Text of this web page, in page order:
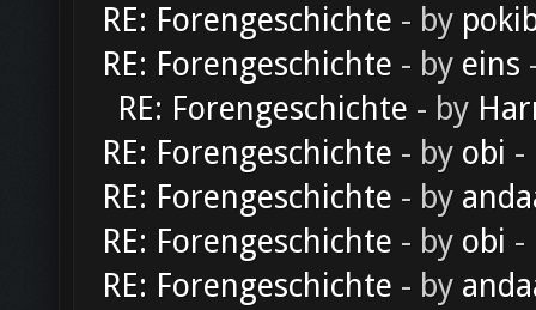
RE: Forengeschichte - by
RE: Forengeschichte - by eins
RE: Forengeschichte - by
RE: Forengeschichte - by obi -
RE: Forengeschichte - by
RE: Forengeschichte - by obi -
RE: Forengeschichte - by